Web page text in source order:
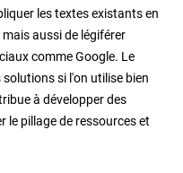
les textes existants en
aussi de légiférer
comme Google. Le
si l'on utilise bien
à développer des
le pillage de ressources et